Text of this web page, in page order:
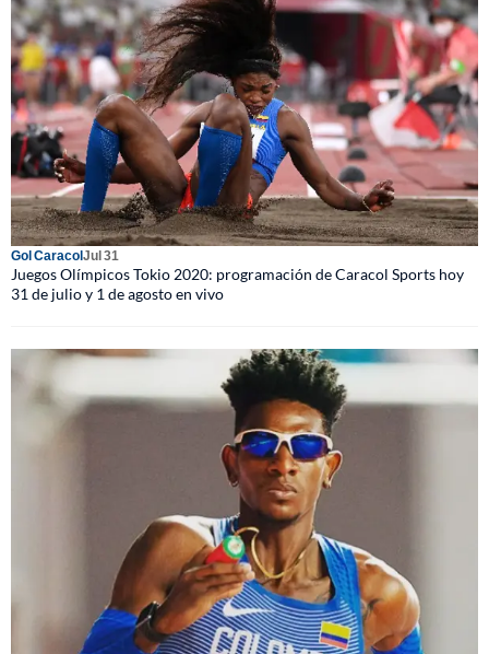
Gol CaracolJul 31
Juegos Olímpicos Tokio 2020: programación de Caracol Sports hoy
31 de julio y 1 de agosto en vivo